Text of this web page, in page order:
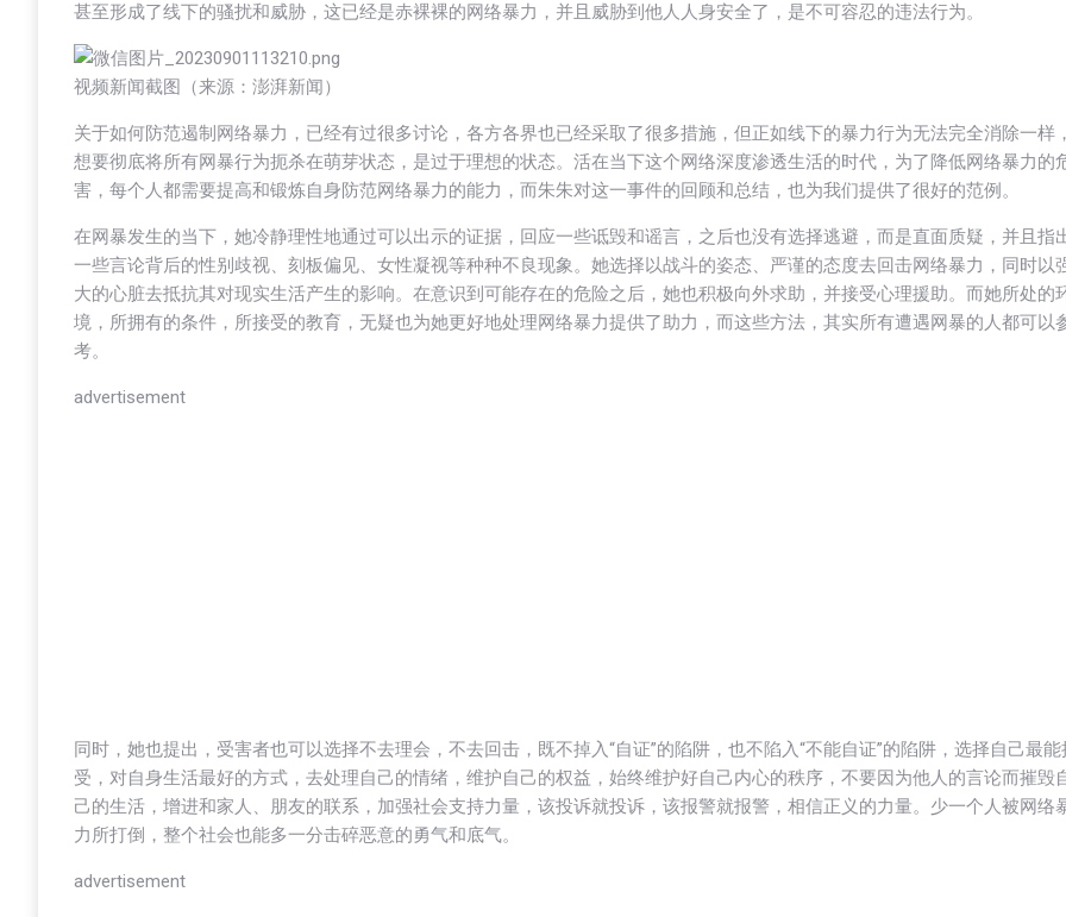
甚至形成了线下的骚扰和威胁，这已经是赤裸裸的网络暴力，并且威胁到他人人身安全了，是不可容忍的违法行为。
视频新闻截图（来源：澎湃新闻）
关于如何防范遏制网络暴力，已经有过很多讨论，各方各界也已经采取了很多措施，但正如线下的暴力行为无法完全消除一样，
想要彻底将所有网暴行为扼杀在萌芽状态，是过于理想的状态。活在当下这个网络深度渗透生活的时代，为了降低网络暴力的
害，每个人都需要提高和锻炼自身防范网络暴力的能力，而朱朱对这一事件的回顾和总结，也为我们提供了很好的范例。
在网暴发生的当下，她冷静理性地通过可以出示的证据，回应一些诋毁和谣言，之后也没有选择逃避，而是直面质疑，并且指
一些言论背后的性别歧视、刻板偏见、女性凝视等种种不良现象。她选择以战斗的姿态、严谨的态度去回击网络暴力，同时以
大的心脏去抵抗其对现实生活产生的影响。在意识到可能存在的危险之后，她也积极向外求助，并接受心理援助。而她所处的
境，所拥有的条件，所接受的教育，无疑也为她更好地处理网络暴力提供了助力，而这些方法，其实所有遭遇网暴的人都可以
考。
advertisement
同时，她也提出，受害者也可以选择不去理会，不去回击，既不掉入“自证”的陷阱，也不陷入“不能自证”的陷阱，选择自己最能
受，对自身生活最好的方式，去处理自己的情绪，维护自己的权益，始终维护好自己内心的秩序，不要因为他人的言论而摧毁
己的生活，增进和家人、朋友的联系，加强社会支持力量，该投诉就投诉，该报警就报警，相信正义的力量。少一个人被网络
力所打倒，整个社会也能多一分击碎恶意的勇气和底气。
advertisement